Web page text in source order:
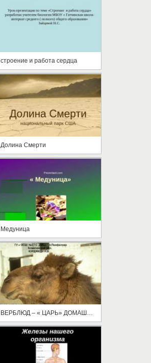
строение и работа сердца
Долина Смерти
Медуница
ВЕРБЛЮД – « ЦАРЬ» ДОМАШНИХ ЖИВОТНЫХ.